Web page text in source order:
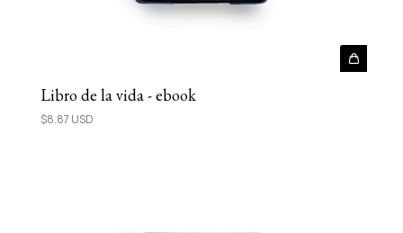
Libro de la vida - ebook
$8.87 USD